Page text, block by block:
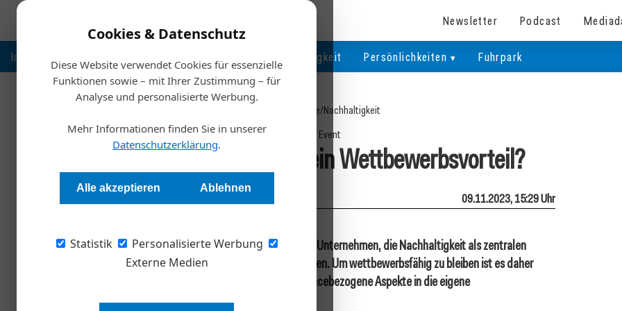
Cookies & Datenschutz
Diese Website verwendet Cookies für essenzielle
Funktionen sowie – mit Ihrer Zustimmung – für
Analyse und personalisierte Werbung.
Mehr Informationen finden Sie in unserer
Datenschutzerklärung.
Alle akzeptieren Ablehnen
Statistik
Personalisierte Werbung
Externe Medien
Newsletter Podcast
Inspiration Nachhaltigkeit Persönlichkeiten Fuhrpark
Startseite/Nachhaltigkeit
Event
Sind ESG-Kriterien ein Wettbewerbsvorteil?
Alexander Tempelmayr 09.11.2023, 15:29 Uhr
Unsere Gesellschaft legt zunehmend Wert auf Unternehmen, die Nachhaltigkeit als zentralen
Bestandteil ihrer Unternehmensführung erkennen. Um wettbewerbsfähig zu bleiben ist es daher
unerlässlich, ökologische, soziale und governancebezogene Aspekte in die eigene
Geschäftsstrategie zu integrieren.